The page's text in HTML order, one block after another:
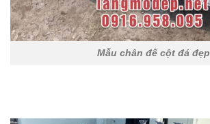
Mẫu chân đế cột đá đẹp